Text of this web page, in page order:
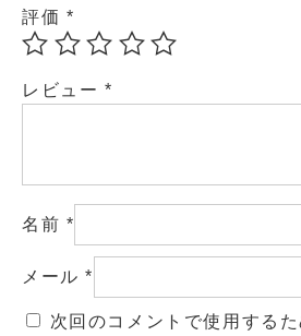
評価 *
レビュー *
名前 *
メール*
次回のコメントで使用する